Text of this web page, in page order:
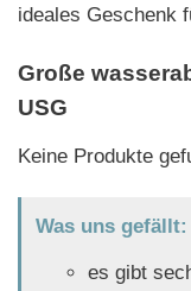
ideales Geschenk
Große
USG
Keine Produkte
Was uns gefällt:
es gibt